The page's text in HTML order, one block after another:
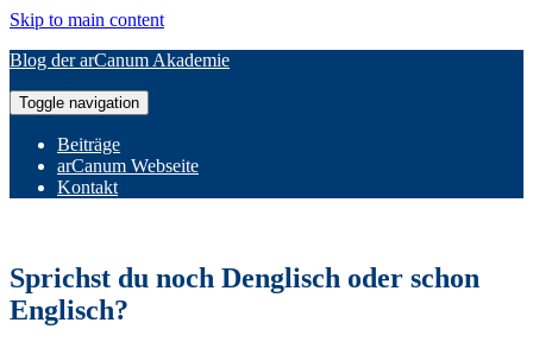
Skip to main content
Blog der arCanum Akademie
Toggle navigation
Beiträge
arCanum Webseite
Kontakt
Sprichst du noch Denglisch oder schon
Englisch?